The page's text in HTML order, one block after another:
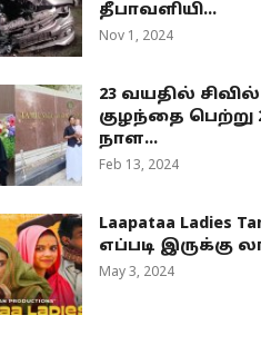
தீபாவளியி...
Nov 1, 2024
23 வயதில் சிவில்
குழந்தை பெற்று
நாள...
Feb 13, 2024
Laapataa Ladies
எப்படி இருக்கு
May 3, 2024